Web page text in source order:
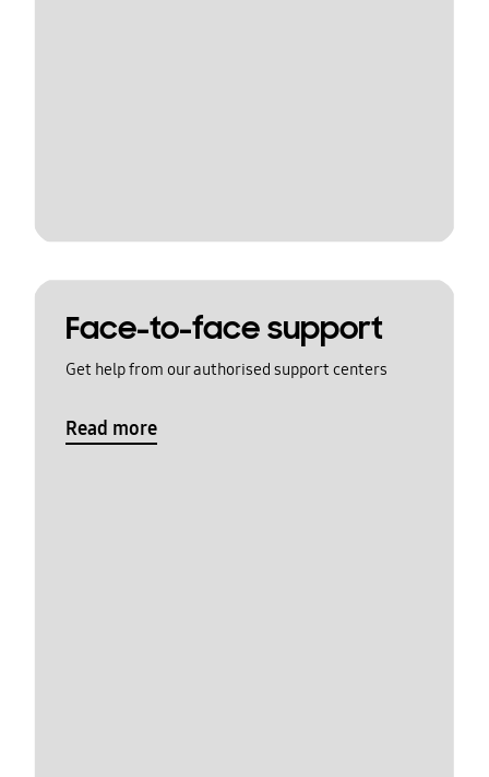
Face-to-face support
Get help from our authorised support centers
Read more